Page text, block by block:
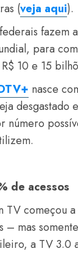
(veja aqui).
fazem
para
10 e 15
nasce
desgastado
número
de acessos
começou
mas
a TV 3.0